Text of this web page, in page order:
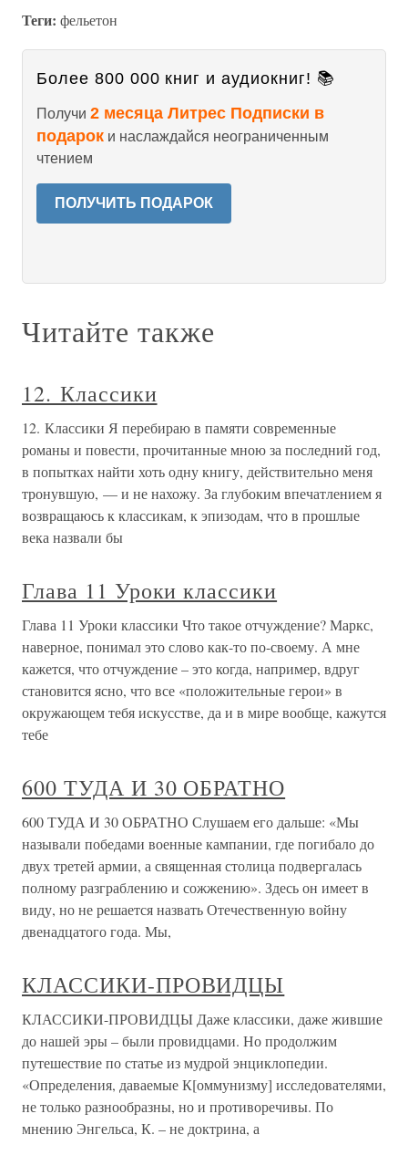
Теги: фельетон
Более 800 000 книг и аудиокниг! 📚
Получи 2 месяца Литрес Подписки в
подарок и наслаждайся неограниченным
чтением
ПОЛУЧИТЬ ПОДАРОК
Читайте также
12. Классики
12. Классики Я перебираю в памяти современные
романы и повести, прочитанные мною за последний год,
в попытках найти хоть одну книгу, действительно меня
тронувшую, — и не нахожу. За глубоким впечатлением я
возвращаюсь к классикам, к эпизодам, что в прошлые
века назвали бы
Глава 11 Уроки классики
Глава 11 Уроки классики Что такое отчуждение? Маркс,
наверное, понимал это слово как-то по-своему. А мне
кажется, что отчуждение – это когда, например, вдруг
становится ясно, что все «положительные герои» в
окружающем тебя искусстве, да и в мире вообще, кажутся
тебе
600 ТУДА И 30 ОБРАТНО
600 ТУДА И 30 ОБРАТНО Слушаем его дальше: «Мы
называли победами военные кампании, где погибало до
двух третей армии, а священная столица подвергалась
полному разграблению и сожжению». Здесь он имеет в
виду, но не решается назвать Отечественную войну
двенадцатого года. Мы,
КЛАССИКИ-ПРОВИДЦЫ
КЛАССИКИ-ПРОВИДЦЫ Даже классики, даже жившие
до нашей эры – были провидцами. Но продолжим
путешествие по статье из мудрой энциклопедии.
«Определения, даваемые К[оммунизму] исследователями,
не только разнообразны, но и противоречивы. По
мнению Энгельса, К. – не доктрина, а